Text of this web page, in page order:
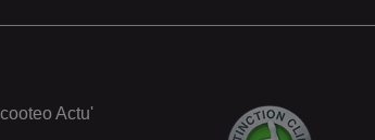
Actu'